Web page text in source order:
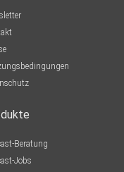
uniplus/
Beratung
Jobs